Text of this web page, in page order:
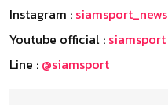
Instagram : siamsport_news
Youtube official : siamsport
Line : @siamsport